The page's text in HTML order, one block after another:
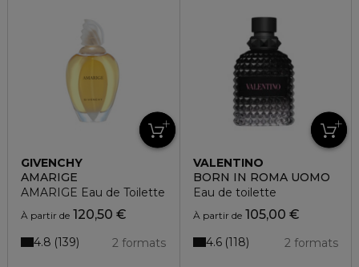
GIVENCHY
AMARIGE
AMARIGE Eau de Toilette
À partir de 120,50 €
2 formats
4.8 139
VALENTINO
BORN IN ROMA UOMO
Eau de toilette
À partir de105,00 €
2 formats
4.6 118